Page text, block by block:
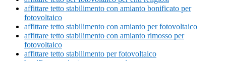
affittare tetto stabilimento con amianto bonificato per
fotovoltaico
affittare tetto stabilimento con amianto per fotovoltaico
affittare tetto stabilimento con amianto rimosso per
fotovoltaico
affittare tetto stabilimento per fotovoltaico